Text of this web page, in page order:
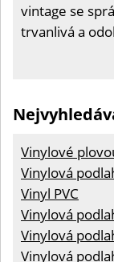
vintage se
trvanlivá a
Vinylové
Vinylová
Vinyl PVC
Vinylová
Vinylová
Vinylová